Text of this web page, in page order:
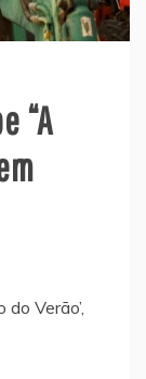
“A
Verão’,